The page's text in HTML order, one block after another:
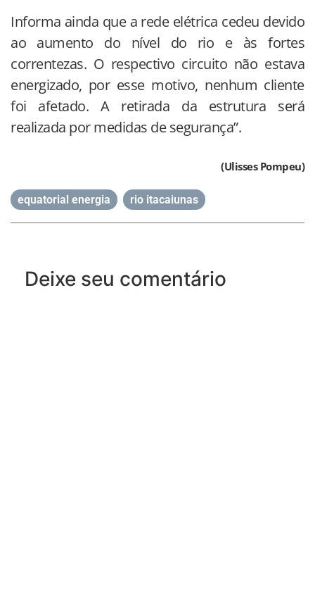
Informa ainda que a rede elétrica cedeu devido
ao aumento do nível do rio e às fortes
correntezas. O respectivo circuito não estava
energizado, por esse motivo, nenhum cliente
foi afetado. A retirada da estrutura será
realizada por medidas de segurança”.
(Ulisses Pompeu)
equatorial energia rio itacaiunas
Deixe seu comentário